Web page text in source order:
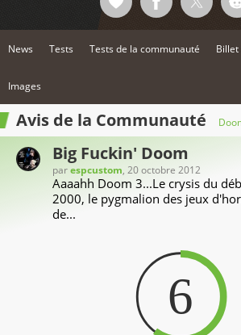
News Tests Tests de la communauté Billet
Images
Avis de la Communauté
Big Fuckin' Doom
parespcustom, 20 octobre 2012
Aaaahh Doom 3...Le crysis du
2000, le pygmalion des jeux
de...
6